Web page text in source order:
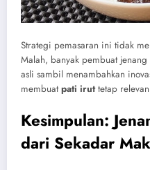
Strategi pemasaran ini tidak
Malah, banyak pembuat
asli sambil menambahkan
membuatpati iruttetap
Kesimpulan:
dari Sekadar